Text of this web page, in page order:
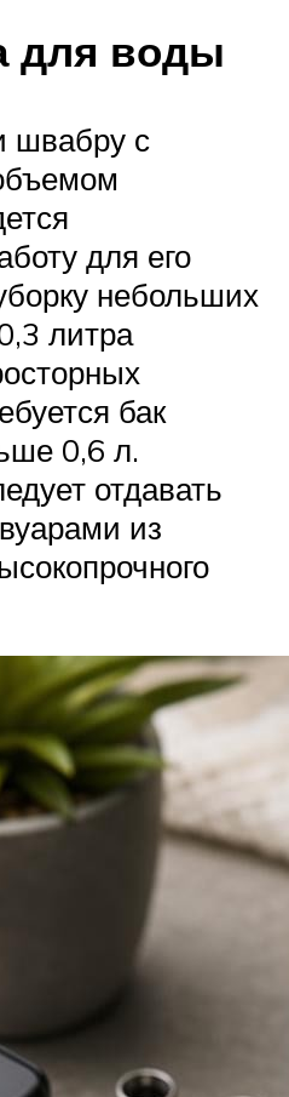
для воды
швабру с
для его
небольших
литра
бак
0,6 л.
отдавать
из